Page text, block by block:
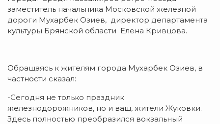
заместитель начальника Московской железной
дороги Мухарбек Озиев, директор департамента
культуры Брянской области Елена Кривцова.
Обращаясь к жителям города Мухарбек Озиев, в
частности сказал:
-Сегодня не только праздник
железнодорожников, но и ваш, жители Жуковки.
Здесь полностью преобразился вокзальный